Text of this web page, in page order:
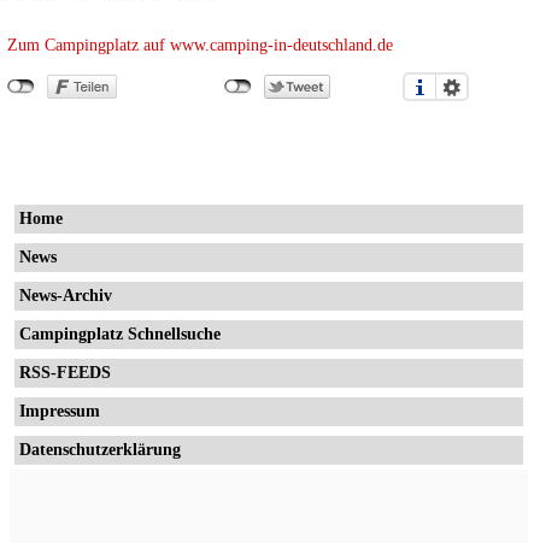
Zum Campingplatz auf www.camping-in-deutschland.de
Home
News
News-Archiv
Campingplatz Schnellsuche
RSS-FEEDS
Impressum
Datenschutzerklärung